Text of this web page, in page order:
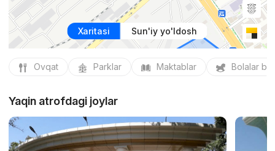
Xaritasi Sun'iy yo'ldosh
Ovqat Parklar Maktablar Bolalar
Yaqin atrofdagi joylar